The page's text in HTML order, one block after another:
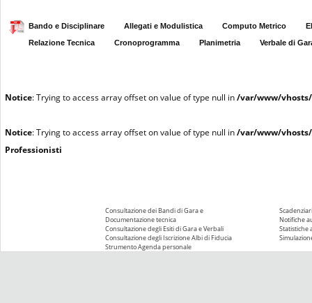
Bando e Disciplinare Allegati e Modulistica Computo Metrico
Relazione Tecnica
Cronoprogramma Planimetria Verbale di
Notice: Trying to access array offset on value of type null in/var/www/
Notice: Trying to access array offset on value of type null in/var/www/
Professionisti
Consultazione dei Bandi di Gara e
Documentazione tecnica
Consultazione degli Esiti di Gara e Verbali
Consultazione degli Iscrizione Albi di Fiducia
Strumento Agenda personale
Notifiche
Statistiche